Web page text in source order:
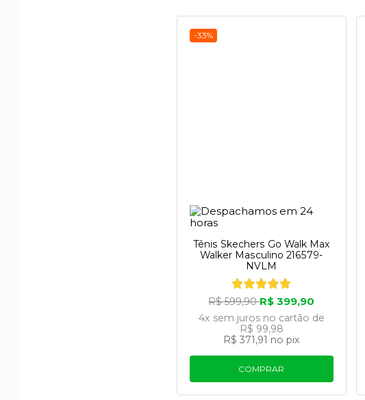
-33%
Tênis Skechers Go Walk Max
Walker Masculino 216579-
NVLM
R$ 599,90R$ 399,90
4x sem juros no cartão de
R$ 99,98
R$ 371,91 no pix
COMPRAR